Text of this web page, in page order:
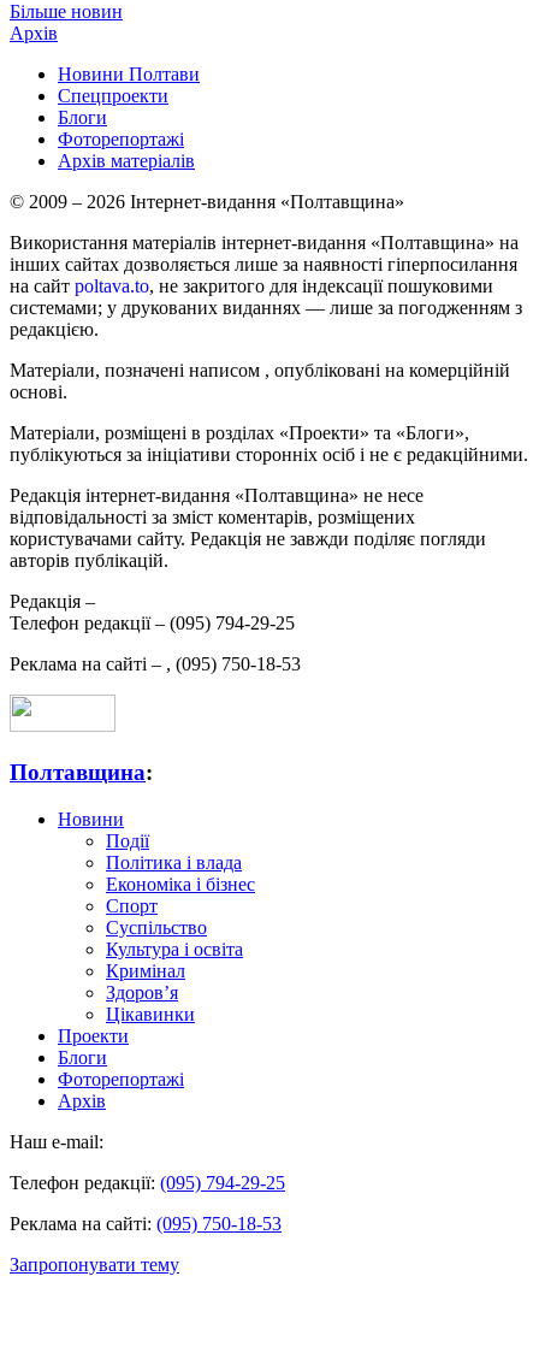
Більше новин
Архів
Новини Полтави
Спецпроекти
Блоги
Фоторепортажі
Архів матеріалів
© 2009 – 2026 Інтернет-видання «Полтавщина»
Використання матеріалів інтернет-видання «Полтавщина» на
інших сайтах дозволяється лише за наявності гіперпосилання
на сайт poltava.to, не закритого для індексації пошуковими
системами; у друкованих виданнях — лише за погодженням з
редакцією.
Матеріали, позначені написом , опубліковані на комерційній
основі.
Матеріали, розміщені в розділах «Проекти» та «Блоги»,
публікуються за ініціативи сторонніх осіб і не є редакційними.
Редакція інтернет-видання «Полтавщина» не несе
відповідальності за зміст коментарів, розміщених
користувачами сайту. Редакція не завжди поділяє погляди
авторів публікацій.
Редакція –
Телефон редакції – (095) 794-29-25
Реклама на сайті – , (095) 750-18-53
Полтавщина:
Новини
Події
Політика і влада
Економіка і бізнес
Спорт
Суспільство
Культура і освіта
Кримінал
Здоров’я
Цікавинки
Проекти
Блоги
Фоторепортажі
Архів
Наш e-mail:
Телефон редакції: (095) 794-29-25
Реклама на сайті: (095) 750-18-53
Запропонувати тему